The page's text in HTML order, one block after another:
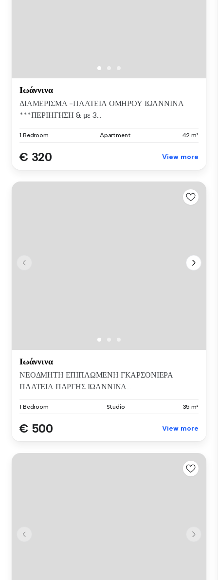
Ιωάννινα
ΔΙΑΜΕΡΙΣΜΑ -ΠΛΑΤΕΙΑ ΟΜΗΡΟΥ ΙΩΑΝΝΙΝΑ
***ΠΕΡΙΗΓΗΣΗ & με 3...
1 Bedroom Apartment 42 m²
€ 320 View more
Ιωάννινα
ΝΕΟΔΜΗΤΗ ΕΠΙΠΛΩΜΕΝΗ ΓΚΑΡΣΟΝΙΕΡΑ
ΠΛΑΤΕΙΑ ΠΑΡΓΗΣ ΙΩΑΝΝΙΝΑ...
1 Bedroom Studio 35 m²
€ 500 View more